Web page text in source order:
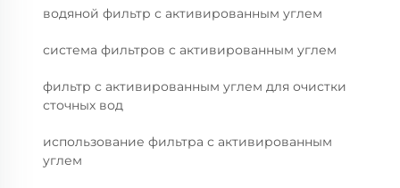
водяной фильтр с активированным углем
система фильтров с активированным углем
фильтр с активированным углем для очистки
сточных вод
использование фильтра с активированным
углем